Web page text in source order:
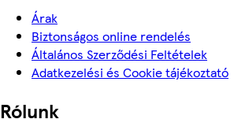
Árak
Biztonságos online rendelés
Általános Szerződési Feltételek
Adatkezelési és Cookie tájékoztató
Rólunk